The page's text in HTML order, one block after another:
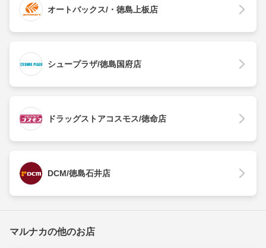
オートバックス/・徳島上板店
シュープラザ/徳島国府店
ドラッグストアコスモス/徳命店
DCM/徳島石井店
マルナカの他のお店